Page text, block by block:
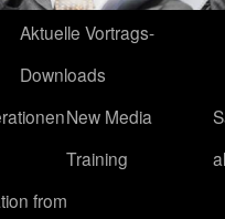
Aktuelle Vortrags-
Downloads
New Media
Training
from